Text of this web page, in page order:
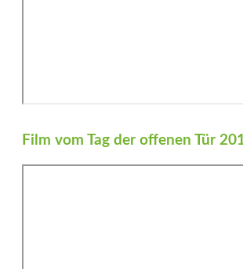
Film vom Tag der offenen Tür